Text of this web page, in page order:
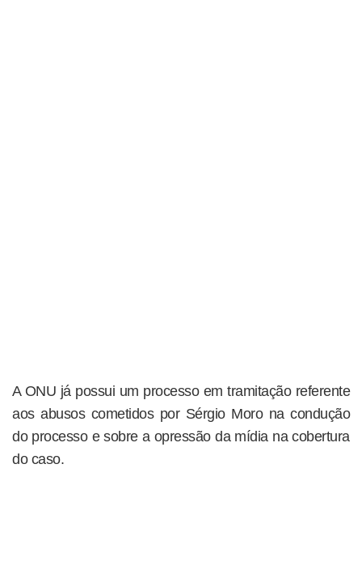
A ONU já possui um processo em tramitação referente
aos abusos cometidos por Sérgio Moro na condução
do processo e sobre a opressão da mídia na cobertura
do caso.